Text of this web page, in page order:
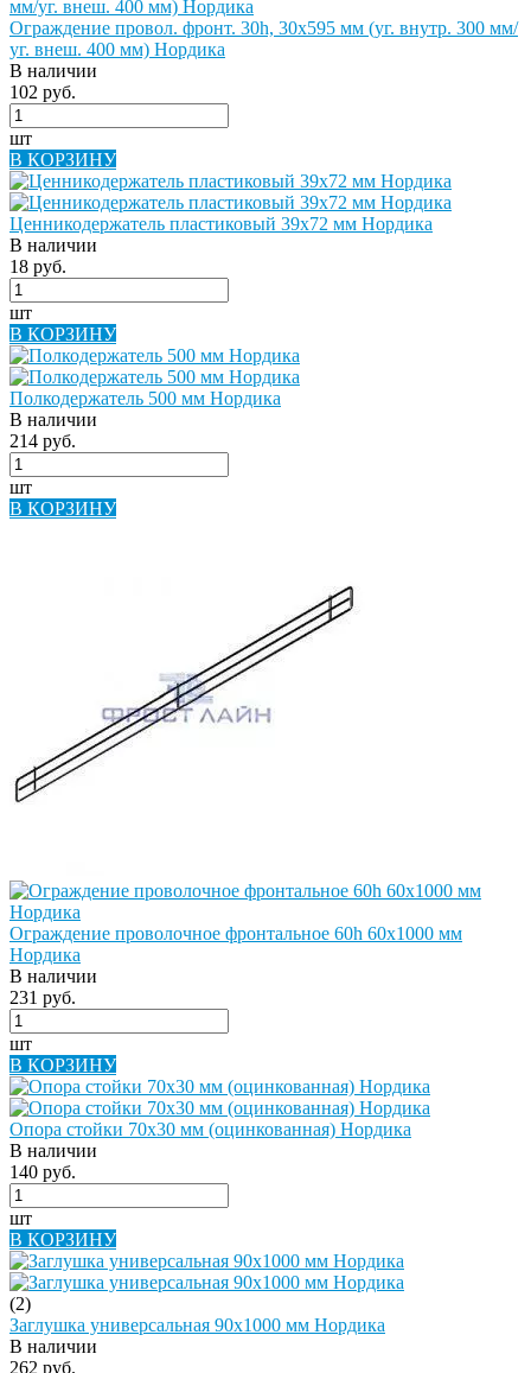
Ограждение провол. фронт. 30h, 30х595 мм (уг. внутр. 300 мм/
уг. внеш. 400 мм) Нордика
В наличии
102 руб.
шт
В КОРЗИНУ
Ценникодержатель пластиковый 39х72 мм Нордика
В наличии
18 руб.
шт
В КОРЗИНУ
Полкодержатель 500 мм Нордика
В наличии
214 руб.
шт
В КОРЗИНУ
Ограждение проволочное фронтальное 60h 60х1000 мм
Нордика
В наличии
231 руб.
шт
В КОРЗИНУ
Опора стойки 70х30 мм (оцинкованная) Нордика
В наличии
140 руб.
шт
В КОРЗИНУ
(2)
Заглушка универсальная 90х1000 мм Нордика
В наличии
262 руб.